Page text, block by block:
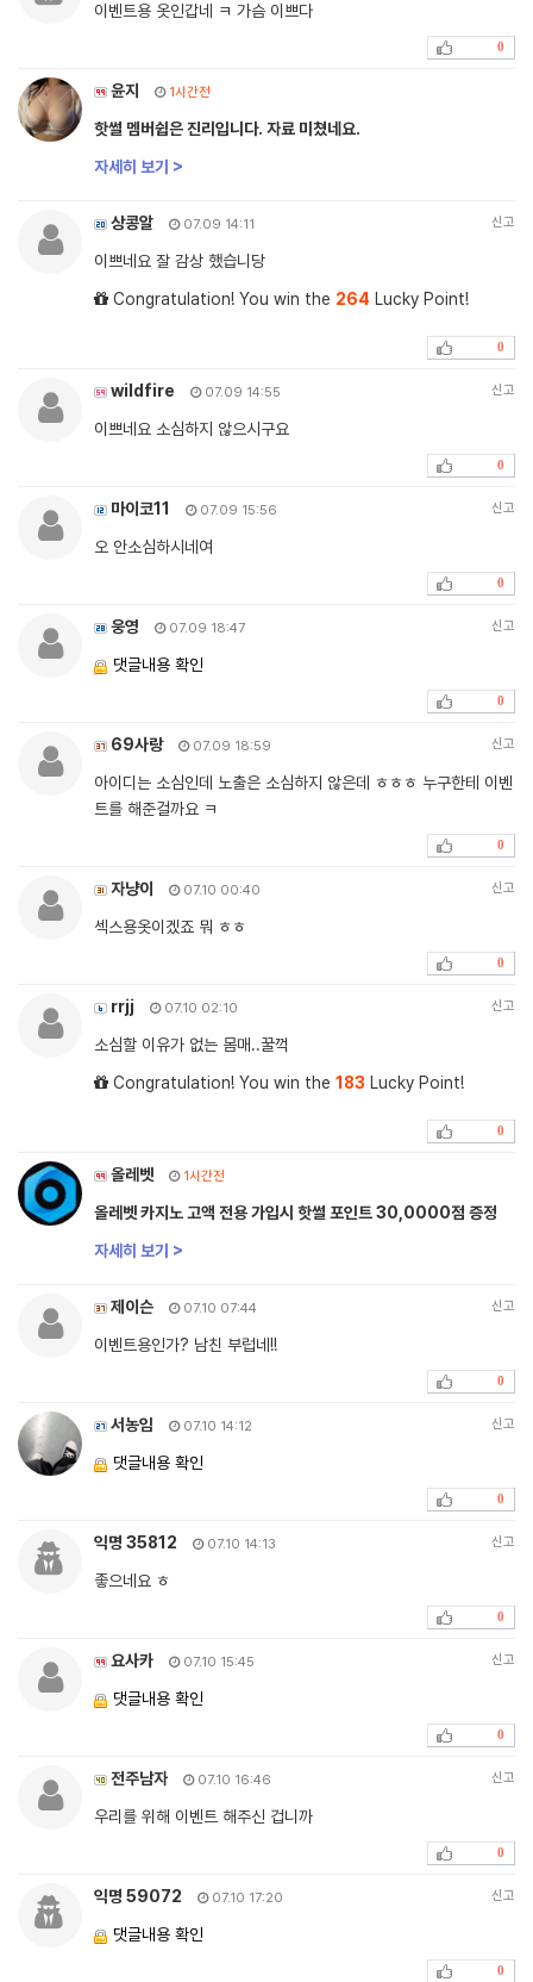
이벤트용 옷인갑네 ㅋ 가슴 이쁘다
0
윤지 1시간전
핫썰 멤버쉽은 진리입니다. 자료 미쳤네요.
자세히 보기 >
상콩알 07.09 14:11 신고
이쁘네요 잘 감상 했습니당
Congratulation! You win the 264 Lucky Point!
0
wildfire 07.09 14:55 신고
이쁘네요 소심하지 않으시구요
0
마이코11 07.09 15:56 신고
오 안소심하시네여
0
웅영 07.09 18:47 신고
댓글내용 확인
0
69사랑 07.09 18:59 신고
아이디는 소심인데 노출은 소심하지 않은데 ㅎㅎㅎ 누구한테 이벤
트를 해준걸까요 ㅋ
0
자냥이 07.10 00:40 신고
섹스용옷이겠죠 뭐 ㅎㅎ
0
rrjj 07.10 02:10 신고
소심할 이유가 없는 몸매..꿀꺽
Congratulation! You win the 183 Lucky Point!
0
올레벳 1시간전
올레벳 카지노 고액 전용 가입시 핫썰 포인트 30,0000점 증정
자세히 보기 >
제이슨 07.10 07:44 신고
이벤트용인가? 남친 부럽네!!
0
서농임 07.10 14:12 신고
댓글내용 확인
0
익명 35812 07.10 14:13 신고
좋으네요 ㅎ
0
요사카 07.10 15:45 신고
댓글내용 확인
0
전주남자 07.10 16:46 신고
우리를 위해 이벤트 해주신 겁니까
0
익명 59072 07.10 17:20 신고
댓글내용 확인
0